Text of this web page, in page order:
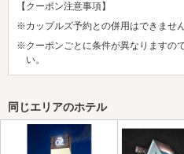
【クーポン注意事項】
※カップルズ予約との併用はできません
※クーポンごとに条件が異なりますの
い。
同じエリアのホテル